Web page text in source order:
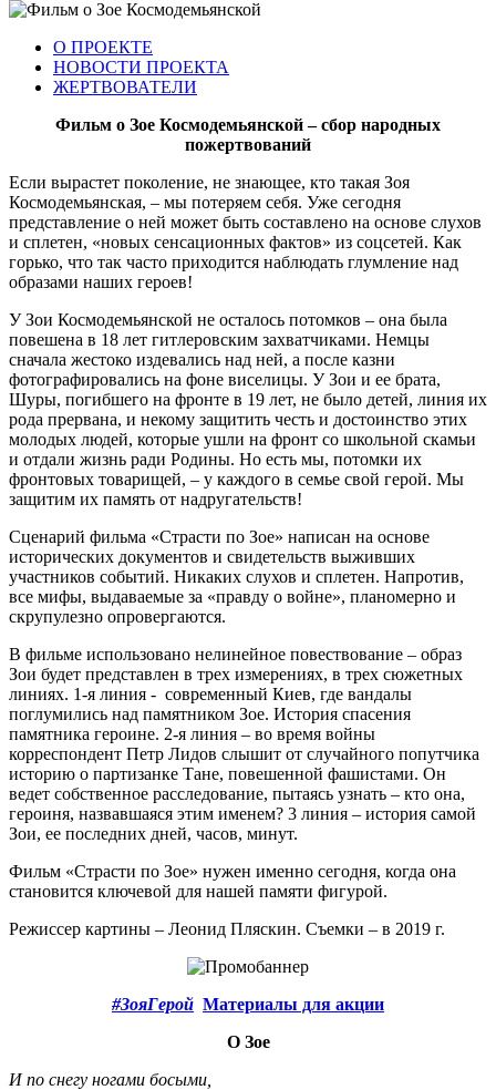
О ПРОЕКТЕ
НОВОСТИ ПРОЕКТА
ЖЕРТВОВАТЕЛИ
Фильм о Зое Космодемьянской – сбор народных
пожертвований
Если вырастет поколение, не знающее, кто такая Зоя
Космодемьянская, – мы потеряем себя. Уже сегодня
представление о ней может быть составлено на основе слухов
и сплетен, «новых сенсационных фактов» из соцсетей. Как
горько, что так часто приходится наблюдать глумление над
образами наших героев!
У Зои Космодемьянской не осталось потомков – она была
повешена в 18 лет гитлеровским захватчиками. Немцы
сначала жестоко издевались над ней, а после казни
фотографировались на фоне виселицы. У Зои и ее брата,
Шуры, погибшего на фронте в 19 лет, не было детей, линия их
рода прервана, и некому защитить честь и достоинство этих
молодых людей, которые ушли на фронт со школьной скамьи
и отдали жизнь ради Родины. Но есть мы, потомки их
фронтовых товарищей, – у каждого в семье свой герой. Мы
защитим их память от надругательств!
Сценарий фильма «Страсти по Зое» написан на основе
исторических документов и свидетельств выживших
участников событий. Никаких слухов и сплетен. Напротив,
все мифы, выдаваемые за «правду о войне», планомерно и
скрупулезно опровергаются.
В фильме использовано нелинейное повествование – образ
Зои будет представлен в трех измерениях, в трех сюжетных
линиях. 1-я линия - современный Киев, где вандалы
поглумились над памятником Зое. История спасения
памятника героине. 2-я линия – во время войны
корреспондент Петр Лидов слышит от случайного попутчика
историю о партизанке Тане, повешенной фашистами. Он
ведет собственное расследование, пытаясь узнать – кто она,
героиня, назвавшаяся этим именем? 3 линия – история самой
Зои, ее последних дней, часов, минут.
Фильм «Страсти по Зое» нужен именно сегодня, когда она
становится ключевой для нашей памяти фигурой.
Режиссер картины – Леонид Пляскин. Съемки – в 2019 г.
#ЗояГерой Материалы для акции
О Зое
И по снегу ногами босыми,